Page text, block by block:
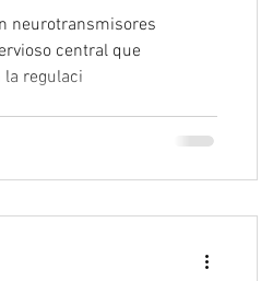
neurotransmisores
central que
regulaci